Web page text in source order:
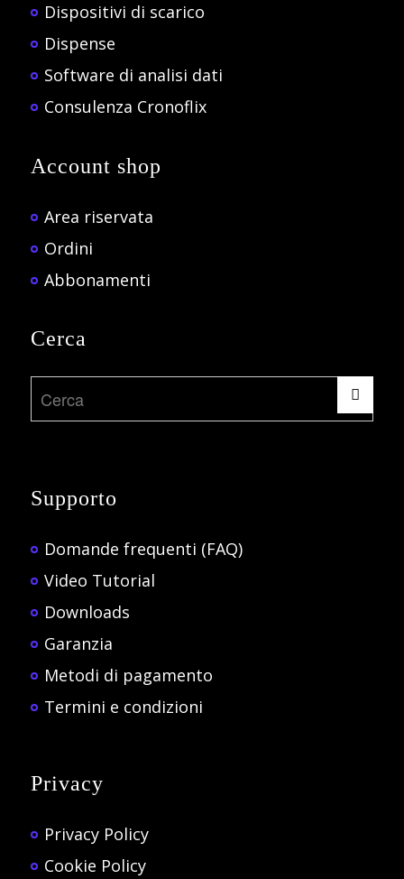
Dispositivi di scarico
Dispense
Software di analisi dati
Consulenza Cronoflix
Account shop
Area riservata
Ordini
Abbonamenti
Cerca
Supporto
Domande frequenti (FAQ)
Video Tutorial
Downloads
Garanzia
Metodi di pagamento
Termini e condizioni
Privacy
Privacy Policy
Cookie Policy